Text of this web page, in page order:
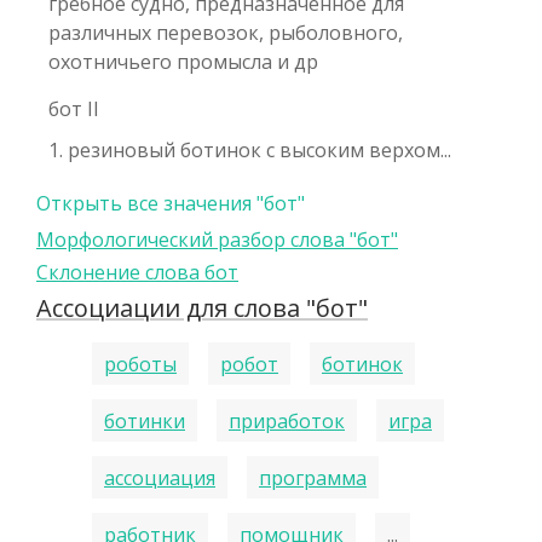
различных перевозок, рыболовного,
охотничьего промысла и др
бот II
1. резиновый ботинок с высоким верхом...
Открыть все значения "бот"
Морфологический разбор слова "бот"
Склонение слова бот
Ассоциации для слова "бот"
роботы робот ботинок
ботинки приработок игра
ассоциация программа
работник помощник ...